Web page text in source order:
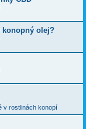
konopný olej?
v rostlinách konopí